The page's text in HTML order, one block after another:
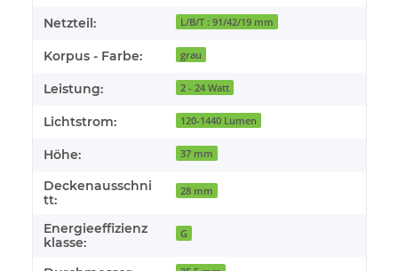
Netzteil: L/B/T : 91/42/19 mm
Korpus - Farbe: grau
Leistung: 2 - 24 Watt
Lichtstrom: 120-1440 Lumen
Höhe: 37 mm
Deckenausschni
tt:
28 mm
Energieeffizienz
klasse:
G